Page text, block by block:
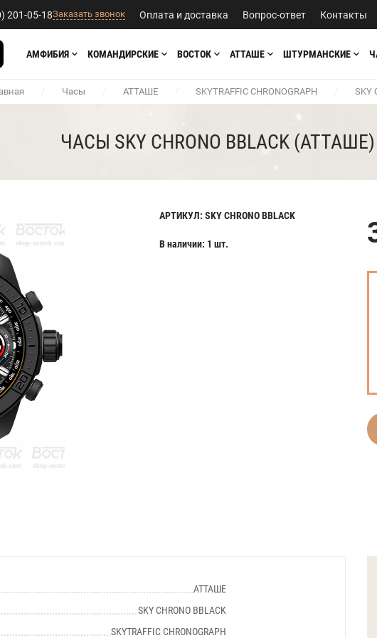
201-05-18Заказать звонок Оплата и доставка Вопрос-ответ Контакты
АМФИБИЯ КОМАНДИРСКИЕ ВОСТОК АТТАШЕ ШТУРМАНСКИЕ
/ Часы / АТТАШЕ / SKYTRAFFIC CHRONOGRAPH / SKY
ЧАСЫ SKY CHRONO BBLACK (АТТАШЕ)
АРТИКУЛ: SKY CHRONO BBLACK
В наличии: 1 шт.
АТТАШЕ
SKY CHRONO BBLACK
SKYTRAFFIC CHRONOGRAPH